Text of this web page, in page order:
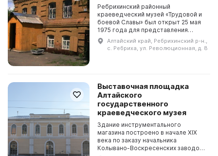
Ребрихинский районный
краеведческий музей «Трудовой и
боевой Славы» был открыт 25 мая
1975 года для представления
истории и культуры Ребрихинского
района. Оргкомитет в составе 18
человек был под руков...
Алтайский край, Ребрихинский р-н.,
с. Ребриха, ул. Революционная, д. 8
Выставочная площадка
Алтайского
государственного
краеведческого музея
Здание инструментального
магазина построено в начале XIX
века по заказу начальника
Колывано-Воскресенских заводов